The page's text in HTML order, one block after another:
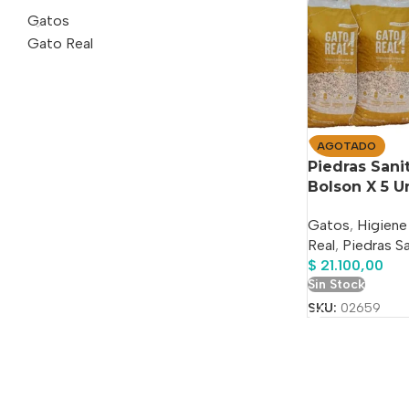
Gatos
Gato Real
AGOTADO
Piedras
Bolson X 5
Gatos,
Real, Piedras
$ 21.100,00
Sin Stock
SKU: 02659